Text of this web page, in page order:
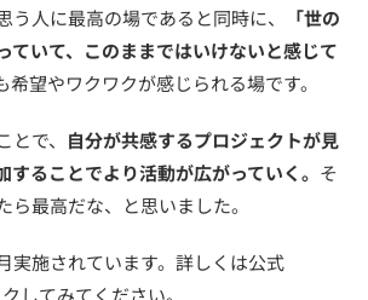
う人に最高の場であると同時に、
「世の
ていて、このままではいけないと感じて
希望やワクワクが感じられる場です。
で、 自分が共感するプロジェクトが見
することでより活動が広がっていく。 そ
ら最高だな、と思いました。
実施されています。詳しくは公式
してみてください。